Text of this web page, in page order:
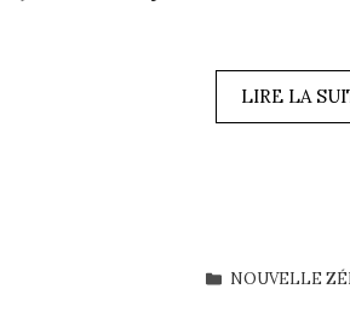
LIRE LA
CATÉGORIES
NOUVELLE